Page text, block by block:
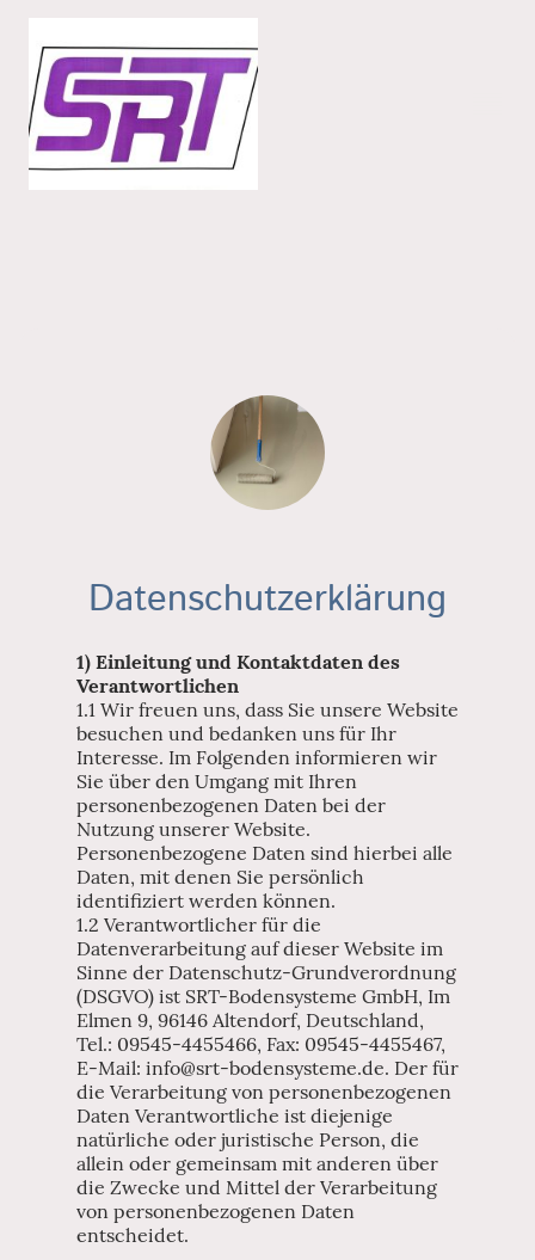
Datenschutzerklärung
1) Einleitung und Kontaktdaten des
Verantwortlichen
1.1 Wir freuen uns, dass Sie unsere Website
besuchen und bedanken uns für Ihr
Interesse. Im Folgenden informieren wir
Sie über den Umgang mit Ihren
personenbezogenen Daten bei der
Nutzung unserer Website.
Personenbezogene Daten sind hierbei alle
Daten, mit denen Sie persönlich
identifiziert werden können.
1.2 Verantwortlicher für die
Datenverarbeitung auf dieser Website im
Sinne der Datenschutz-Grundverordnung
(DSGVO) ist SRT-Bodensysteme GmbH, Im
Elmen 9, 96146 Altendorf, Deutschland,
Tel.: 09545-4455466, Fax: 09545-4455467,
E-Mail: info@srt-bodensysteme.de. Der für
die Verarbeitung von personenbezogenen
Daten Verantwortliche ist diejenige
natürliche oder juristische Person, die
allein oder gemeinsam mit anderen über
die Zwecke und Mittel der Verarbeitung
von personenbezogenen Daten
entscheidet.